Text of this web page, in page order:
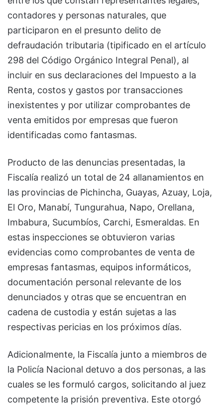
contadores y personas naturales, que
participaron en el presunto delito de
defraudación tributaria (tipificado en el artículo
298 del Código Orgánico Integral Penal), al
incluir en sus declaraciones del Impuesto a la
Renta, costos y gastos por transacciones
inexistentes y por utilizar comprobantes de
venta emitidos por empresas que fueron
identificadas como fantasmas.
Producto de las denuncias presentadas, la
Fiscalía realizó un total de 24 allanamientos en
las provincias de Pichincha, Guayas, Azuay, Loja,
El Oro, Manabí, Tungurahua, Napo, Orellana,
Imbabura, Sucumbíos, Carchi, Esmeraldas. En
estas inspecciones se obtuvieron varias
evidencias como comprobantes de venta de
empresas fantasmas, equipos informáticos,
documentación personal relevante de los
denunciados y otras que se encuentran en
cadena de custodia y están sujetas a las
respectivas pericias en los próximos días.
Adicionalmente, la Fiscalía junto a miembros de
la Policía Nacional detuvo a dos personas, a las
cuales se les formuló cargos, solicitando al juez
competente la prisión preventiva. Este otorgó